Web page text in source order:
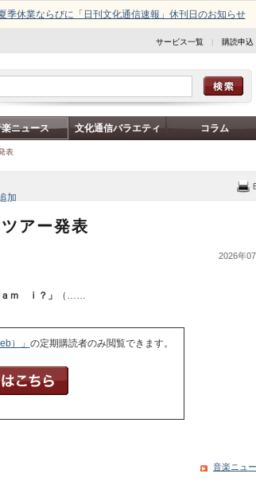
季休業ならびに「日刊文化通信速報」休刊日のお知らせ
サービス一覧 | 購読申込
ニュース 文化通信バラエティ コラム
表
アー発表
2026年
ｍ ｉ？」 （……
）」 の定期購読者のみ閲覧できます。
音楽ニュ